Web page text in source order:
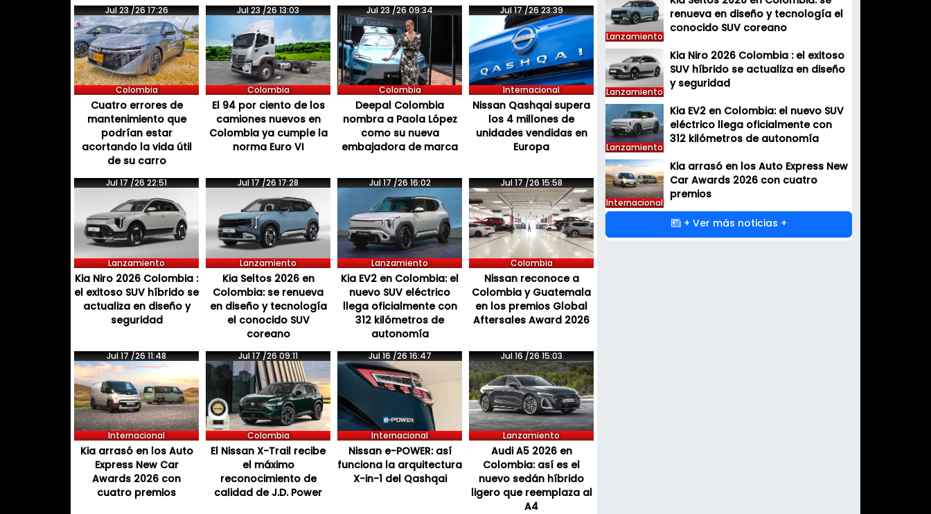
Jul 23 /26 17:26
Colombia
Cuatro errores de
mantenimiento que
podrían estar
acortando la vida útil
de su carro
Jul 23 /26 13:03
Colombia
El 94 por ciento de los
camiones nuevos en
Colombia ya cumple la
norma Euro VI
Jul 23 /26 09:34
Colombia
Deepal Colombia
nombra a Paola López
como su nueva
embajadora de marca
Jul 17 /26 23:39
Internacional
Nissan Qashqai supera
los 4 millones de
unidades vendidas en
Europa
Jul 17 /26 22:51
Lanzamiento
Kia Niro 2026 Colombia :
el exitoso SUV híbrido se
actualiza en diseño y
seguridad
Jul 17 /26 17:28
Lanzamiento
Kia Seltos 2026 en
Colombia: se renueva
en diseño y tecnología
el conocido SUV
coreano
Jul 17 /26 16:02
Lanzamiento
Kia EV2 en Colombia: el
nuevo SUV eléctrico
llega oficialmente con
312 kilómetros de
autonomía
Jul 17 /26 15:58
Colombia
Nissan reconoce a
Colombia y Guatemala
en los premios Global
Aftersales Award 2026
Jul 17 /26 11:48
Internacional
Kia arrasó en los Auto
Express New Car
Awards 2026 con
cuatro premios
Jul 17 /26 09:11
Colombia
El Nissan X-Trail recibe
el máximo
reconocimiento de
calidad de J.D. Power
Jul 16 /26 16:47
Internacional
Nissan e-POWER: así
funciona la arquitectura
X-in-1 del Qashqai
Jul 16 /26 15:03
Lanzamiento
Audi A5 2026 en
Colombia: así es el
nuevo sedán híbrido
ligero que reemplaza al
A4
Lanzamiento
renueva en diseño y tecnología el
conocido SUV coreano
Lanzamiento
Kia Niro 2026 Colombia : el exitoso
SUV híbrido se actualiza en diseño
y seguridad
Lanzamiento
Kia EV2 en Colombia: el nuevo SUV
eléctrico llega oficialmente con
312 kilómetros de autonomía
Internacional
Kia arrasó en los Auto Express New
Car Awards 2026 con cuatro
premios
+ Ver más noticias +